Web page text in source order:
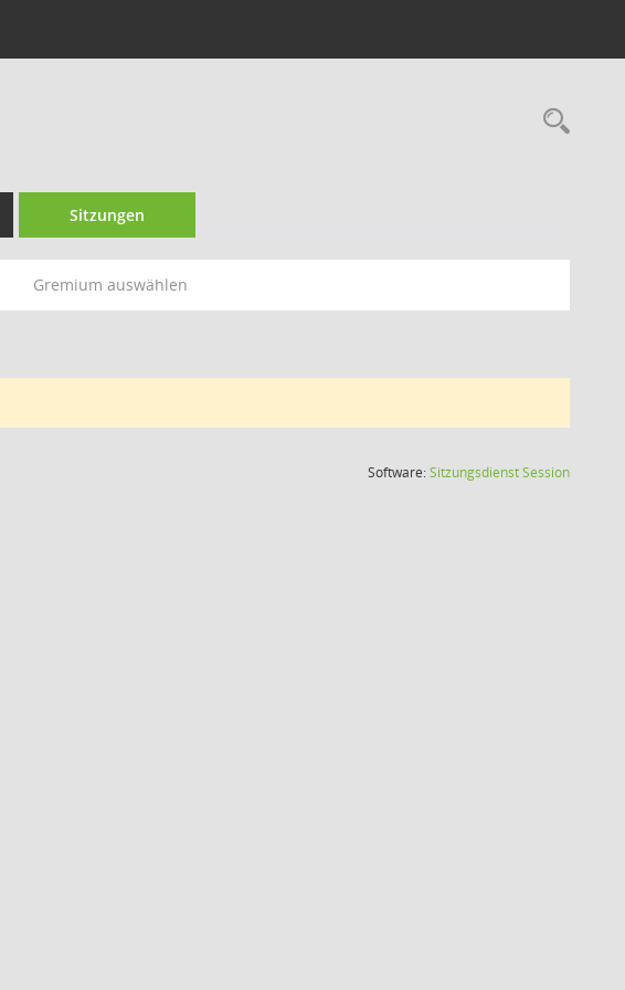
Sitzungen
Gremium auswählen
Software:SitzungsdienstSession(Wird in